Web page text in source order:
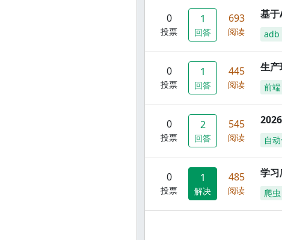
0
投票
1
回答
693
阅读
基
adb
0
投票
1
回答
445
阅读
生
前端
0
投票
2
回答
545
阅读 自
0
投票
1
解决
485
阅读
学习
爬虫